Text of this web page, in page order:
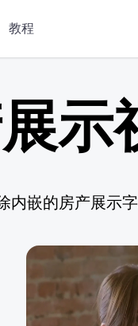
教程
示
嵌的房产展示字